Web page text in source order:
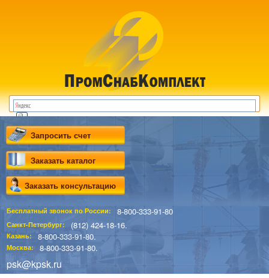
Запросить счет
Заказать каталог
Заказать консультацию
Бесплатный звонок по России: 8-800-333-91-80
Санкт-Петербург: (812) 424-18-16.
Казань: 8-800-333-91-80.
Москва: 8-800-333-91-80.
psk@kpsk.ru